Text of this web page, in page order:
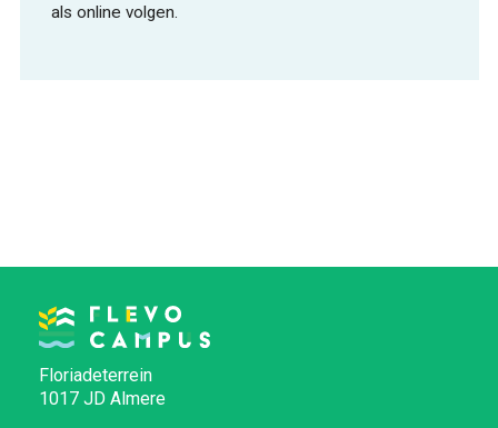
als online volgen.
Floriadeterrein
1017 JD Almere